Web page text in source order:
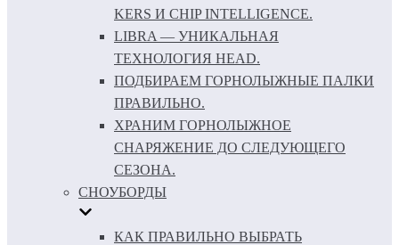
KERS И CHIP INTELLIGENCE.
LIBRA — УНИКАЛЬНАЯ
ТЕХНОЛОГИЯ HEAD.
ПОДБИРАЕМ ГОРНОЛЫЖНЫЕ ПАЛКИ
ПРАВИЛЬНО.
ХРАНИМ ГОРНОЛЫЖНОЕ
СНАРЯЖЕНИЕ ДО СЛЕДУЮЩЕГО
СЕЗОНА.
СНОУБОРДЫ
КАК ПРАВИЛЬНО ВЫБРАТЬ